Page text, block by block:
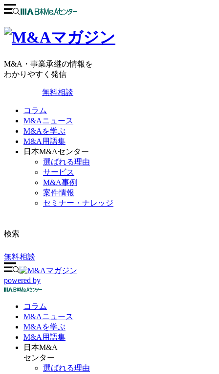
M&A・事業承継の情報を
わかりやすく発信
無料相談
コラム
M&Aニュース
M&Aを学ぶ
M&A用語集
日本M&Aセンター
選ばれる理由
サービス
M&A事例
案件情報
セミナー・ナレッジ
検索
無料相談
powered by
コラム
M&Aニュース
M&Aを学ぶ
M&A 用語集
日本M&A
センター
選ばれる理由